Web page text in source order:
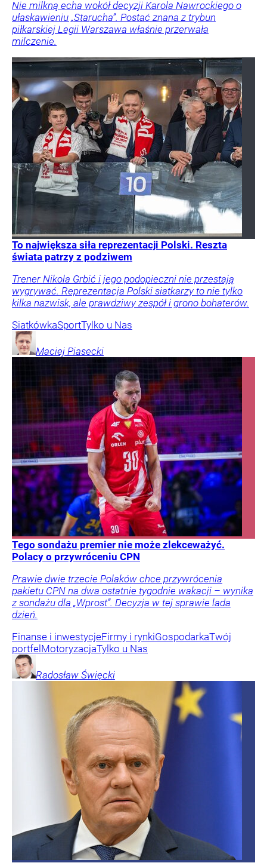
Nie milkną echa wokół decyzji Karola Nawrockiego o
ułaskawieniu „Starucha”. Postać znana z trybun
piłkarskiej Legii Warszawa właśnie przerwała
milczenie.
To największa siła reprezentacji Polski. Reszta
świata patrzy z podziwem
Trener Nikola Grbić i jego podopieczni nie przestają
wygrywać. Reprezentacja Polski siatkarzy to nie tylko
kilka nazwisk, ale prawdziwy zespół i grono bohaterów.
SiatkówkaSportTylko u Nas
Maciej Piasecki
Tego sondażu premier nie może zlekceważyć.
Polacy o przywróceniu CPN
Prawie dwie trzecie Polaków chce przywrócenia
pakietu CPN na dwa ostatnie tygodnie wakacji – wynika
z sondażu dla „Wprost”. Decyzja w tej sprawie lada
dzień.
Finanse i inwestycjeFirmy i rynkiGospodarkaTwój
portfel MotoryzacjaTylko u Nas
Radosław Święcki